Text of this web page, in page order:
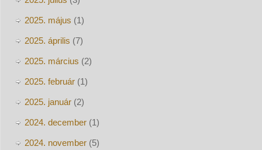
2025. május (1)
2025. április (7)
2025. március (2)
2025. február(1)
2025. január(2)
2024. december(1)
2024. november(5)